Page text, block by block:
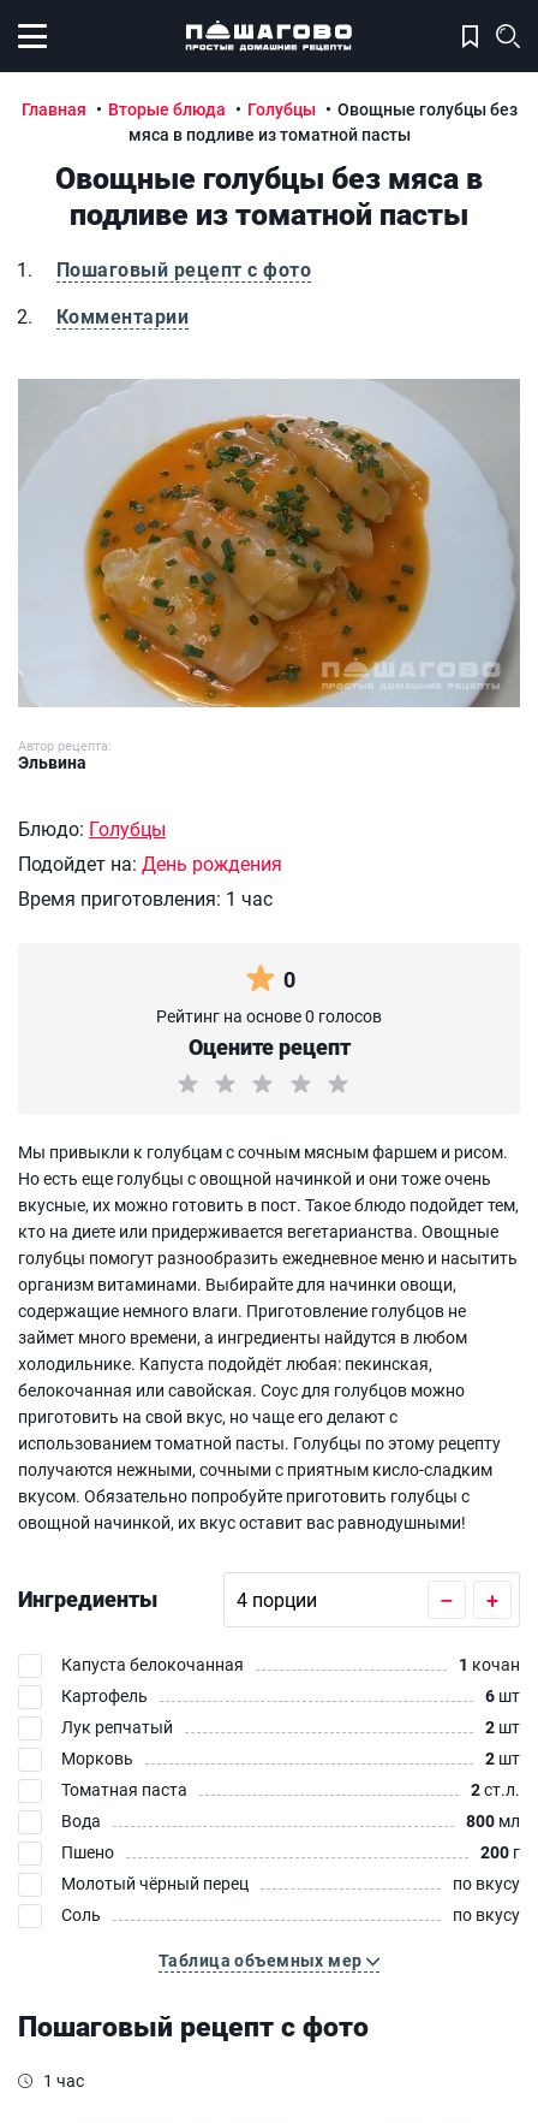
Открыть меню
Главная Вторые блюда Голубцы
Овощные голубцы без
мяса в подливе из томатной пасты
Овощные голубцы без мяса в
подливе из томатной пасты
Пошаговый рецепт с фото
Комментарии
Овощные голубцы без мяса в подливе из томатной
Автор рецепта:
Эльвина
Блюдо: Голубцы
Подойдет на: День рождения
Время приготовления: 1 час
0
Рейтинг на основе 0 голосов
Оцените рецепт
Мы привыкли к голубцам с сочным мясным фаршем и рисом.
Но есть еще голубцы с овощной начинкой и они тоже очень
вкусные, их можно готовить в пост. Такое блюдо подойдет тем,
кто на диете или придерживается вегетарианства. Овощные
голубцы помогут разнообразить ежедневное меню и насытить
организм витаминами. Выбирайте для начинки овощи,
содержащие немного влаги. Приготовление голубцов не
займет много времени, а ингредиенты найдутся в любом
холодильнике. Капуста подойдёт любая: пекинская,
белокочанная или савойская. Соус для голубцов можно
приготовить на свой вкус, но чаще его делают с
использованием томатной пасты. Голубцы по этому рецепту
получаются нежными, сочными с приятным кисло-сладким
вкусом. Обязательно попробуйте приготовить голубцы с
овощной начинкой, их вкус оставит вас равнодушными!
Ингредиенты – +
Капуста белокочанная 1 кочан
Картофель
6 шт
Лук репчатый
2 шт
Морковь
2 шт
Томатная паста
2ст.л.
Вода
800 мл
Пшено
200 г
Молотый чёрный перец
по вкусу
Соль
по вкусу
Таблица объемных мер
Пошаговый рецепт с фото
1 час